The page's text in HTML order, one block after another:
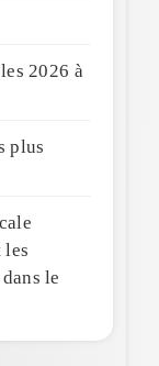
2026 à
plus
les
le